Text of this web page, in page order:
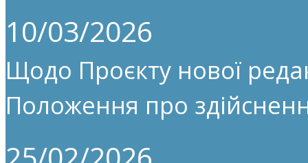
10/03/2026
Щодо Проєкту нової
Положення про